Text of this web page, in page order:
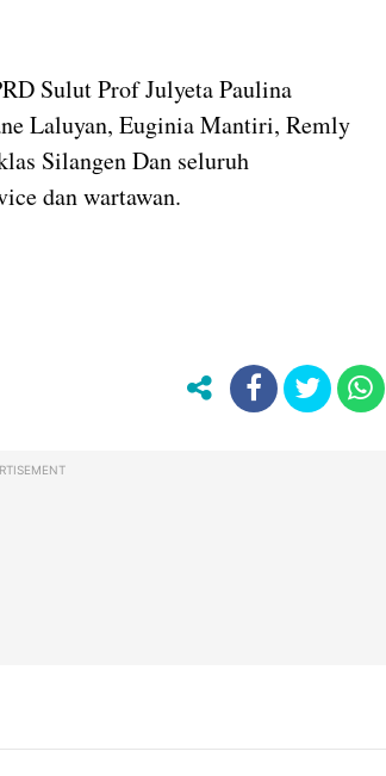
Sulut Prof Julyeta Paulina
Laluyan, Euginia Mantiri, Remly
Silangen Dan seluruh
dan wartawan.